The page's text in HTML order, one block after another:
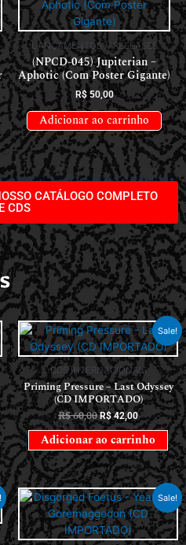
LANÇAMENTOS // RELEASES
(NPCD-045) Jupiterian –
Aphotic (Com Poster Gigante)
R$50,00
Adicionar ao carrinho
CATÁLOGO COMPLETO
CDS
Sale!
CDS INTERNACIONAIS
Priming Pressure – Last Odyssey
(CD IMPORTADO)
R$60,00 R$42,00
Adicionar ao carrinho
Sale!